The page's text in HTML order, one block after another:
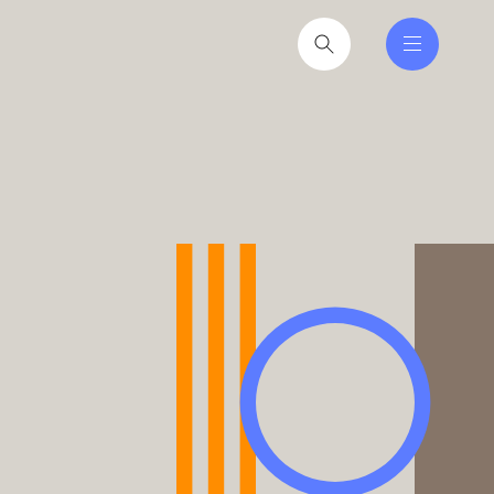
at få ind i hverdagen
til hverdag for nyvalgte